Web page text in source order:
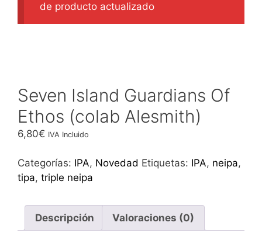
de producto actualizado
Seven Island Guardians Of
Ethos (colab Alesmith)
6,80€ IVA Incluido
Categorías: IPA, Novedad Etiquetas: IPA, neipa,
tipa, triple neipa
Descripción Valoraciones (0)